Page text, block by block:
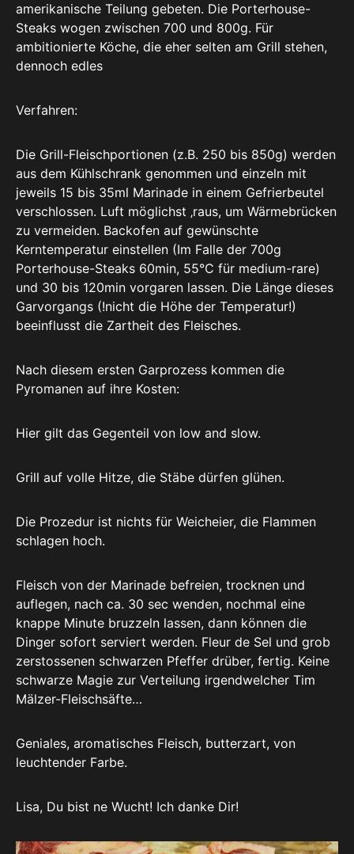
amerikanische Teilung gebeten. Die Porterhouse-
Steaks wogen zwischen 700 und 800g. Für
ambitionierte Köche, die eher selten am Grill stehen,
dennoch edles
Verfahren:
Die Grill-Fleischportionen (z.B. 250 bis 850g) werden
aus dem Kühlschrank genommen und einzeln mit
jeweils 15 bis 35ml Marinade in einem Gefrierbeutel
verschlossen. Luft möglichst ‚raus, um Wärmebrücken
zu vermeiden. Backofen auf gewünschte
Kerntemperatur einstellen (Im Falle der 700g
Porterhouse-Steaks 60min, 55°C für medium-rare)
und 30 bis 120min vorgaren lassen. Die Länge dieses
Garvorgangs (!nicht die Höhe der Temperatur!)
beeinflusst die Zartheit des Fleisches.
Nach diesem ersten Garprozess kommen die
Pyromanen auf ihre Kosten:
Hier gilt das Gegenteil von low and slow.
Grill auf volle Hitze, die Stäbe dürfen glühen.
Die Prozedur ist nichts für Weicheier, die Flammen
schlagen hoch.
Fleisch von der Marinade befreien, trocknen und
auflegen, nach ca. 30 sec wenden, nochmal eine
knappe Minute bruzzeln lassen, dann können die
Dinger sofort serviert werden. Fleur de Sel und grob
zerstossenen schwarzen Pfeffer drüber, fertig. Keine
schwarze Magie zur Verteilung irgendwelcher Tim
Mälzer-Fleischsäfte…
Geniales, aromatisches Fleisch, butterzart, von
leuchtender Farbe.
Lisa, Du bist ne Wucht! Ich danke Dir!